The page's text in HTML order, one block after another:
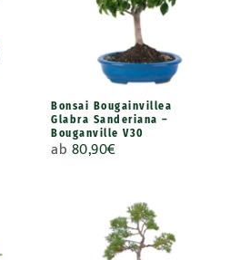
Bonsai Bougainvillea
Glabra Sanderiana –
Bouganville V30
ab 80,90€